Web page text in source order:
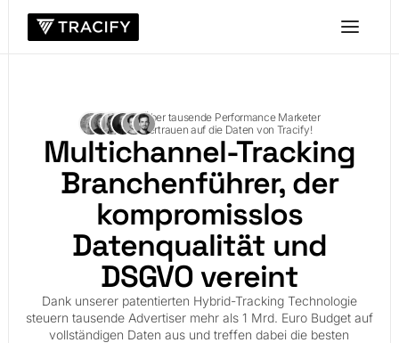
Über tausende Performance Marketer
vertrauen auf die Daten von Tracify!
Multichannel-Tracking
Branchenführer, der
kompromisslos
Datenqualität und
DSGVO vereint
Dank unserer patentierten Hybrid-Tracking Technologie
steuern tausende Advertiser mehr als 1 Mrd. Euro Budget auf
vollständigen Daten aus und treffen dabei die besten